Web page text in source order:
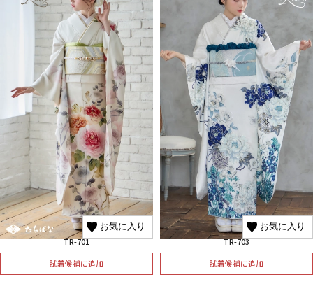
お気に入り
TR-701
試着候補に追加
お気に入り
TR-703
試着候補に追加